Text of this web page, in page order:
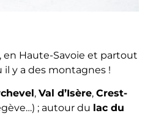
en Haute-Savoie et partout
il y a des montagnes !
, Val d’Isère, Crest-
; autour du lac du